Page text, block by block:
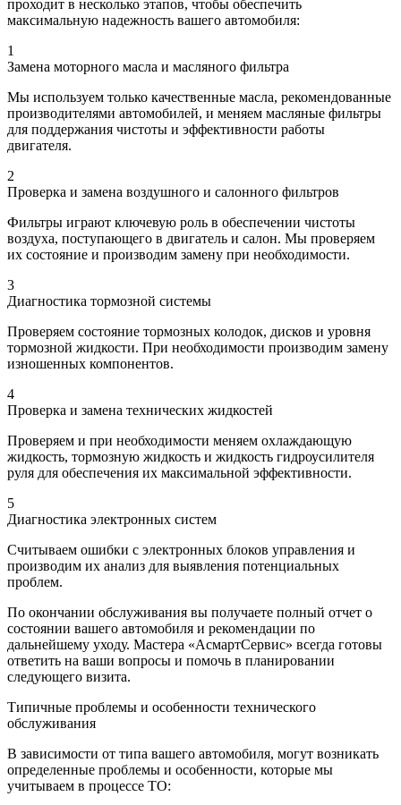
проходит в несколько этапов, чтобы обеспечить
максимальную надежность вашего автомобиля:
1
Замена моторного масла и масляного фильтра
Мы используем только качественные масла, рекомендованные
производителями автомобилей, и меняем масляные фильтры
для поддержания чистоты и эффективности работы
двигателя.
2
Проверка и замена воздушного и салонного фильтров
Фильтры играют ключевую роль в обеспечении чистоты
воздуха, поступающего в двигатель и салон. Мы проверяем
их состояние и производим замену при необходимости.
3
Диагностика тормозной системы
Проверяем состояние тормозных колодок, дисков и уровня
тормозной жидкости. При необходимости производим замену
изношенных компонентов.
4
Проверка и замена технических жидкостей
Проверяем и при необходимости меняем охлаждающую
жидкость, тормозную жидкость и жидкость гидроусилителя
руля для обеспечения их максимальной эффективности.
5
Диагностика электронных систем
Считываем ошибки с электронных блоков управления и
производим их анализ для выявления потенциальных
проблем.
По окончании обслуживания вы получаете полный отчет о
состоянии вашего автомобиля и рекомендации по
дальнейшему уходу. Мастера «АсмартСервис» всегда готовы
ответить на ваши вопросы и помочь в планировании
следующего визита.
Типичные проблемы и особенности технического
обслуживания
В зависимости от типа вашего автомобиля, могут возникать
определенные проблемы и особенности, которые мы
учитываем в процессе ТО: